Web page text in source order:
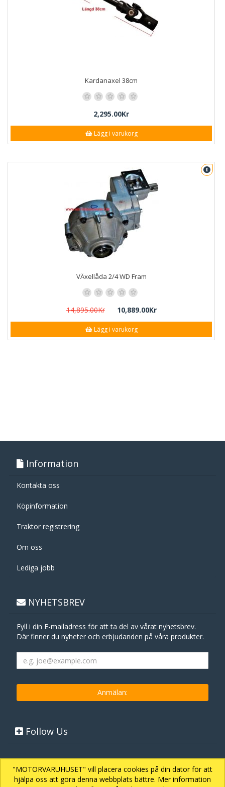
"MOTORVARUHUSET" vill placera cookies på din dator för att
hjälpa oss att göra denna webbplats bättre. Mer information
Kardanaxel 38cm
2,295.00Kr
Lägg i varukorg
VÄxellåda 2/4 WD Fram
14,895.00Kr 10,889.00Kr
Lägg i varukorg
Information
Kontakta oss
Köpinformation
Traktor registrering
Om oss
Lediga jobb
NYHETSBREV
Fyll i din E-mailadress för att ta del av vårat nyhetsbrev.
Där finner du nyheter och erbjudanden på våra produkter.
Follow Us